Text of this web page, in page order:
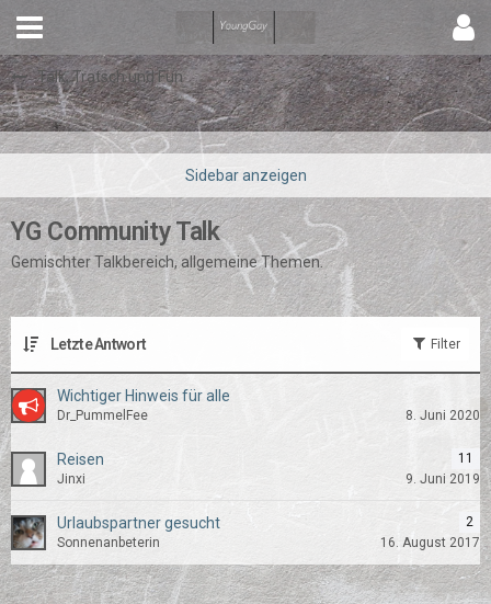
Talk, Tratsch und Fun
YG Community Talk
Gemischter Talkbereich, allgemeine Themen.
Letzte Antwort Filter
Wichtiger Hinweis für alle
Dr_PummelFee 8. Juni 2020
Reisen
11
Jinxi
9. Juni 2019
Urlaubspartner gesucht
2
Sonnenanbeterin
16. August 2017